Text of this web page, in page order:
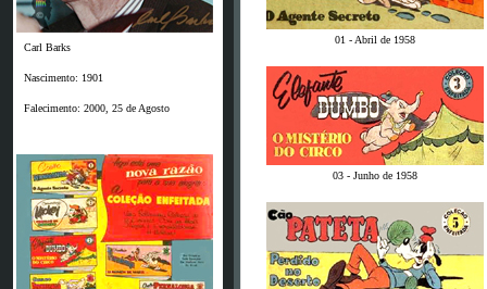
Carl Barks
Nascimento: 1901
Falecimento: 2000, 25 de Agosto
01 - Abril de 1958
03 - Junho de 1958